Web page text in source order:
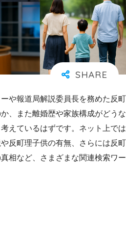
や報道局解説委員長を務めた反町
、また離婚歴や家族構成がどうな
えているはずです。ネット上では
反町理子供の有無、さらには反町
相など、さまざまな関連検索ワー